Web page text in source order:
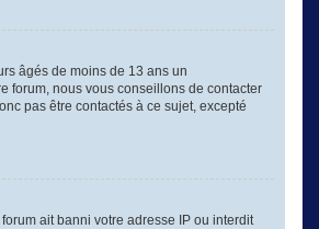
âgés de moins de 13 ans un
forum, nous vous conseillons de contacter
pas être contactés à ce sujet, excepté
ait banni votre adresse IP ou interdit